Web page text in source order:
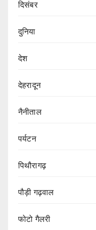
दिसंबर
दुनिया
देश
देहरादून
नैनीताल
पर्यटन
पिथौरागढ़
पौड़ी गढ़वाल
फोटो गैलरी